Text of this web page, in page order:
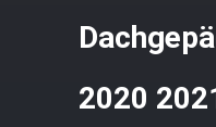
2020